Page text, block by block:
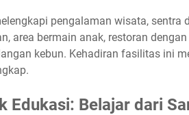
pengalaman wisata,
area bermain anak, restoran
kebun. Kehadiran fasilitas ini
Edukasi: Belajar dari